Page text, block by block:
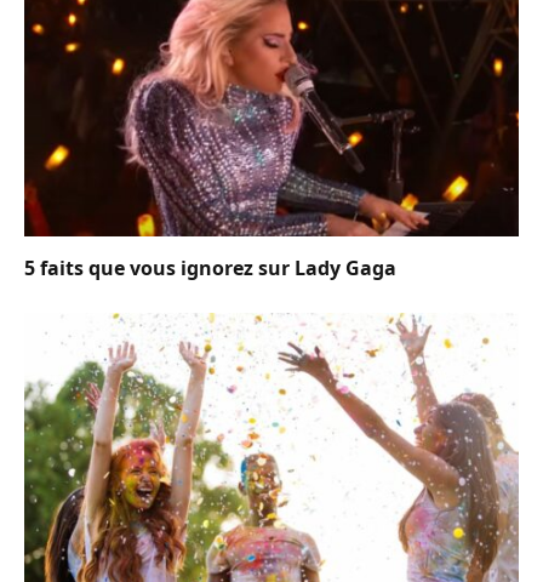
5 faits que vous ignorez sur Lady Gaga